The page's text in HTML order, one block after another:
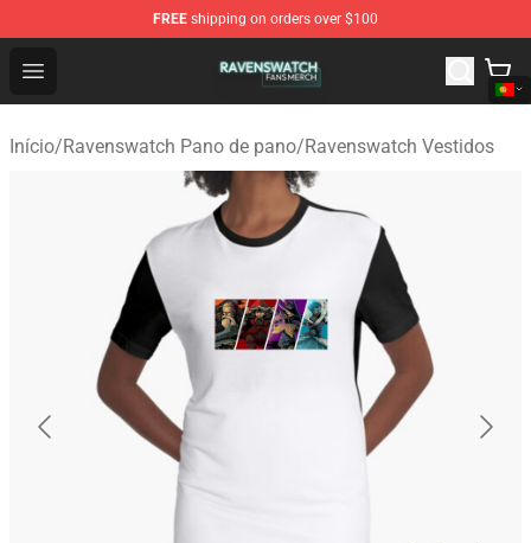
FREE shipping on orders over $100
Open menu
Ravenswatch Shop - Official Ravenswatch Merchandise
Início/Ravenswatch Pano de pano/Ravenswatch Vestidos